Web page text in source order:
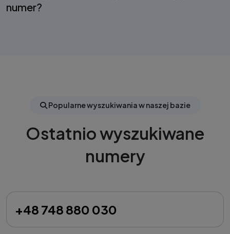
numer?
Popularne wyszukiwania w naszej bazie
Ostatnio wyszukiwane
numery
+48 748 880 030